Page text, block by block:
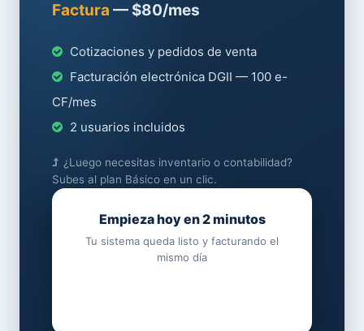
Factura — $80/mes
Cotizaciones y pedidos de venta
Facturación electrónica DGII — 100 e-
CF/mes
2 usuarios incluidos
¿Luego necesitas inventario o contabilidad?
Subes al plan Básico en un clic.
Empieza hoy en 2 minutos
Tu sistema queda listo y facturando el
mismo día